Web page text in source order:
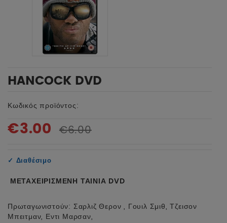
HANCOCK DVD
Κωδικός προϊόντος:
€3.00 €6.00
✓ Διαθέσιμο
ΜΕΤΑΧΕΙΡΙΣΜΕΝΗ ΤΑΙΝΙΑ DVD
Πρωταγωνιστούν: Σαρλιζ Θερον , Γουιλ Σμιθ, Τζεισον
Μπειτμαν, Εντι Μαρσαν,